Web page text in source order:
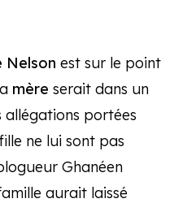
Nelson est sur le point
mère serait dans un
allégations portées
ne lui sont pas
Ghanéen
aurait laissé